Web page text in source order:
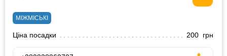
МІЖМІСЬКІ
Ціна посадки 200 грн